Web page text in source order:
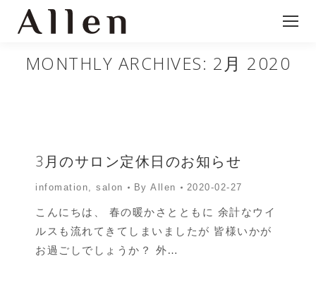
MONTHLY ARCHIVES: 2月 2020
3月のサロン定休日のお知らせ
infomation, salon By Allen 2020-02-27
こんにちは、 春の暖かさとともに 余計なウイ
ルスも流れてきてしまいましたが 皆様いかが
お過ごしでしょうか？ 外…